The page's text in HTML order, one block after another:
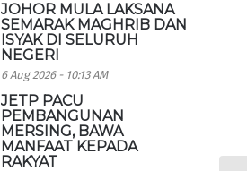
JOHOR MULA LAKSANA
SEMARAK MAGHRIB DAN
ISYAK DI SELURUH
NEGERI
6 Aug 2026 - 10:13 AM
JETP PACU
PEMBANGUNAN
MERSING, BAWA
MANFAAT KEPADA
RAKYAT